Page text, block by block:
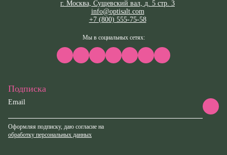
г. Москва, Сущевский вал, д. 5 стр. 3
info@optisalt.com
+7 (800) 555-75-58
Мы в социальных сетях:
Подписка
Email
Оформляя подписку, даю согласие на
обработку персональных данных